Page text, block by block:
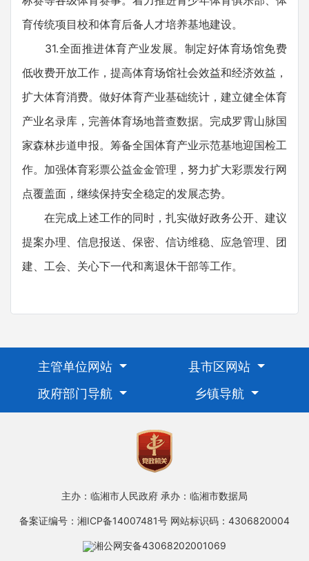
育传统项目校和体育后备人才培养基地建设。
31.全面推进体育产业发展。制定好体育场馆免费
低收费开放工作，提高体育场馆社会效益和经济效益，
扩大体育消费。做好体育产业基础统计，建立健全体育
产业名录库，完善体育场地普查数据。完成罗霄山脉国
家森林步道申报。筹备全国体育产业示范基地迎国检工
作。加强体育彩票公益金金管理，努力扩大彩票发行网
点覆盖面，继续保持安全稳定的发展态势。
在完成上述工作的同时，扎实做好政务公开、建议
提案办理、信息报送、保密、信访维稳、应急管理、团
建、工会、关心下一代和离退休干部等工作。
主管单位网站
县市区网站
政府部门导航
乡镇导航
主办：临湘市人民政府 承办：临湘市数据局
备案证编号：湘ICP备14007481号 网站标识码：4306820004
湘公网安备43068202001069